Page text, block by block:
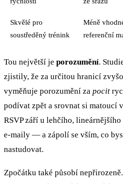
Skvělé pro
soustředěný trénink
Méně
referenční
Tou největší je porozumění.
zjistily, že za určitou hranicí
vyměňuje porozumění za pocit
podívat zpět a srovnat si matoucí
RSVP září u lehčího,
e-maily — a zápolí se vším, co
nastudovat.
Zpočátku také působí